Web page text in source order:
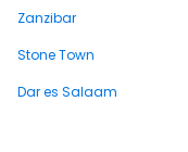
Zanzibar
Stone Town
Dar es Salaam